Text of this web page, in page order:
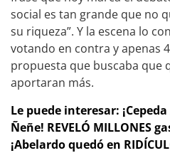
social es tan grande que no
su riqueza”. Y la escena lo
votando en contra y apenas
propuesta que buscaba que
aportaran más.
Le puede interesar: ¡Cepeda
Ñeñe! REVELÓ MILLONES
¡Abelardo quedó en